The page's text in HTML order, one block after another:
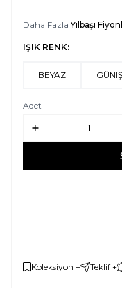
Daha FazlaYılbaşı
IŞIK RENK:
BEYAZ
Adet
Koleksiyon + Teklif +